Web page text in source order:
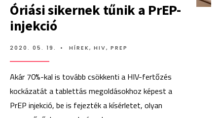
Óriási sikernek tűnik a PrEP-
injekció
2020. 05. 19. • HÍREK, HIV, PREP
Akár 70%-kal is tovább csökkenti a HIV-fertőzés
kockázatát a tablettás megoldásokhoz képest a
PrEP injekció, be is fejezték a kísérletet, olyan